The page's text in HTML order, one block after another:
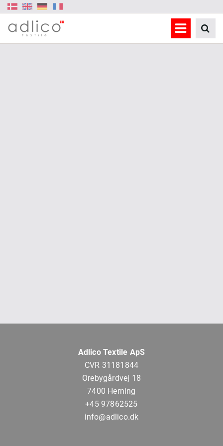
Adlico Textile ApS
CVR 31181844
Orebygårdvej 18
7400 Herning
+45 97862525
info@adlico.dk